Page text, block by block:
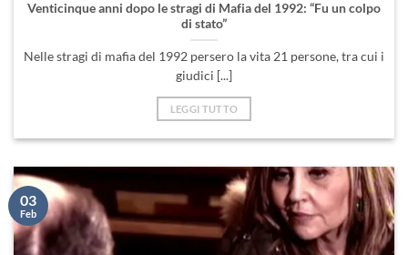
Venticinque anni dopo le stragi di Mafia del 1992: “Fu un colpo
di stato”
Nelle stragi di mafia del 1992 persero la vita 21 persone, tra cui i
giudici [...]
LEGGI TUTTO
03
Feb